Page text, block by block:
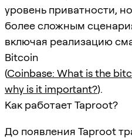
уровень приватности,
более сложным
включая реализацию
Bitcoin
(Coinbase: What is the
why is it important?).
Как работает Taproot?
До появления Taproot